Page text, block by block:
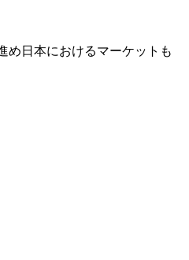
め日本におけるマーケットも